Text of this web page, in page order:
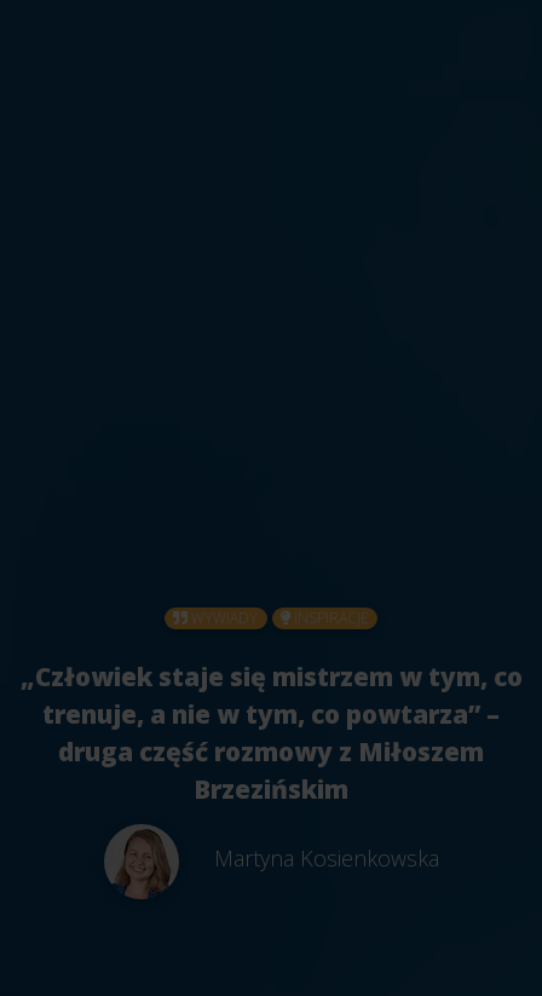
WYWIADY INSPIRACJE
„Człowiek staje się mistrzem w tym, co
trenuje, a nie w tym, co powtarza” –
druga część rozmowy z Miłoszem
Brzezińskim
Martyna Kosienkowska